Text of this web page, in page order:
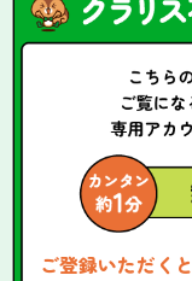
ご登録いただくと